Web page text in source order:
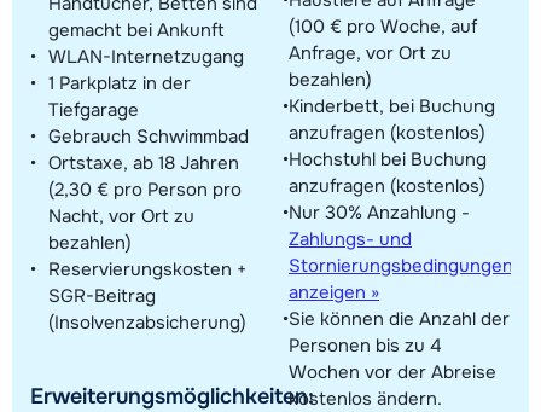
gemacht bei Ankunft
WLAN-Internetzugang
1 Parkplatz in der
Tiefgarage
Gebrauch Schwimmbad
Ortstaxe, ab 18 Jahren
(2,30 € pro Person pro
Nacht, vor Ort zu
bezahlen)
Reservierungskosten +
SGR-Beitrag
(Insolvenzabsicherung)
Erweiterungsmöglichkeiten:
(100 € pro Woche, auf
Anfrage, vor Ort zu
bezahlen)
Kinderbett, bei Buchung
anzufragen (kostenlos)
Hochstuhl bei Buchung
anzufragen (kostenlos)
Nur 30% Anzahlung -
Zahlungs- und
Stornierungsbedingungen
anzeigen »
Sie können die Anzahl der
Personen bis zu 4
Wochen vor der Abreise
kostenlos ändern.